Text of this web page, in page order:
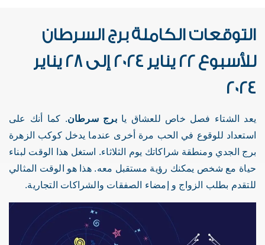
التوقعات الكاملة برج السرطان
للأسبوع 22 يناير 2024 إلى 28 يناير
2024
يعد الشتاء فصل خاص للعشاق يابرج سرطان. كما أنك على
استعداد للوقوع في الحب مرة أخرى عندما يدخل كوكب الزهرة
برج الجدي ومنطقة شراكاتك يوم الثلاثاء. استغل هذا الوقت لبناء
حياة مع شخص يمكنك رؤية مستقبل معه. هذا هو الوقت المثالي
للتقدم بطلب الزواج و إمضاء الصفقات والشراكات التجارية.